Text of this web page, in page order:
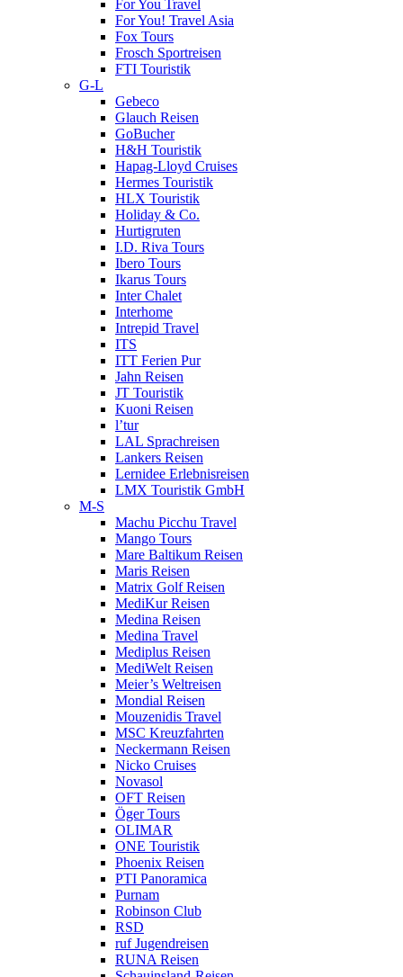
For You Travel
For You! Travel Asia
Fox Tours
Frosch Sportreisen
FTI Touristik
G-L
Gebeco
Glauch Reisen
GoBucher
H&H Touristik
Hapag-Lloyd Cruises
Hermes Touristik
HLX Touristik
Holiday & Co.
Hurtigruten
I.D. Riva Tours
Ibero Tours
Ikarus Tours
Inter Chalet
Interhome
Intrepid Travel
ITS
ITT Ferien Pur
Jahn Reisen
JT Touristik
Kuoni Reisen
l’tur
LAL Sprachreisen
Lankers Reisen
Lernidee Erlebnisreisen
LMX Touristik GmbH
M-S
Machu Picchu Travel
Mango Tours
Mare Baltikum Reisen
Maris Reisen
Matrix Golf Reisen
MediKur Reisen
Medina Reisen
Medina Travel
Mediplus Reisen
MediWelt Reisen
Meier’s Weltreisen
Mondial Reisen
Mouzenidis Travel
MSC Kreuzfahrten
Neckermann Reisen
Nicko Cruises
Novasol
OFT Reisen
Öger Tours
OLIMAR
ONE Touristik
Phoenix Reisen
PTI Panoramica
Purnam
Robinson Club
RSD
ruf Jugendreisen
RUNA Reisen